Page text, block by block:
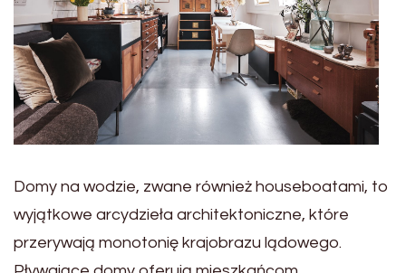
Domy na wodzie, zwane również houseboatami, to
wyjątkowe arcydzieła architektoniczne, które
przerywają monotonię krajobrazu lądowego.